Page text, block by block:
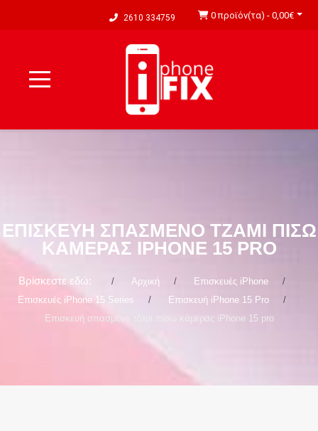
2610 334759 0 προϊόν(τα) - 0,00€
ΕΠΙΣΚΕΥΉ ΣΠΑΣΜΈΝΟ ΤΖΆΜΙ ΠΊΣΩ
ΚΆΜΕΡΑΣ IPHONE 15 PRO
Βρίσκεστε εδώ: Αρχική
Επισκευές iPhone
Επισκευές iPhone 15 Series
Επισκευή iPhone 15 Pro
Επισκευή σπασμένο τζάμι πίσω κάμερας iPhone 15 pro